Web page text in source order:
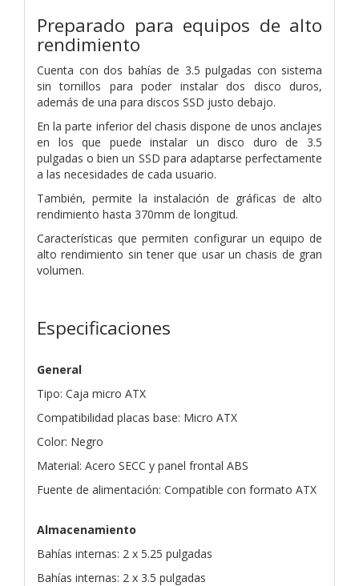
Preparado para equipos de alto
rendimiento
Cuenta con dos bahías de 3.5 pulgadas con sistema
sin tornillos para poder instalar dos disco duros,
además de una para discos SSD justo debajo.
En la parte inferior del chasis dispone de unos anclajes
en los que puede instalar un disco duro de 3.5
pulgadas o bien un SSD para adaptarse perfectamente
a las necesidades de cada usuario.
También, permite la instalación de gráficas de alto
rendimiento hasta 370mm de longitud.
Características que permiten configurar un equipo de
alto rendimiento sin tener que usar un chasis de gran
volumen.
Especificaciones
General
Tipo: Caja micro ATX
Compatibilidad placas base: Micro ATX
Color: Negro
Material: Acero SECC y panel frontal ABS
Fuente de alimentación: Compatible con formato ATX
Almacenamiento
Bahías internas: 2 x 5.25 pulgadas
Bahías internas: 2 x 3.5 pulgadas